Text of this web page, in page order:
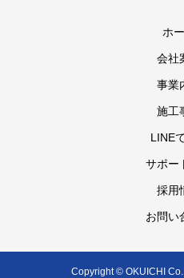
ホ
会社
事業
施工
LINE
サポー
採用
お問い
Copyright © OKUICHI